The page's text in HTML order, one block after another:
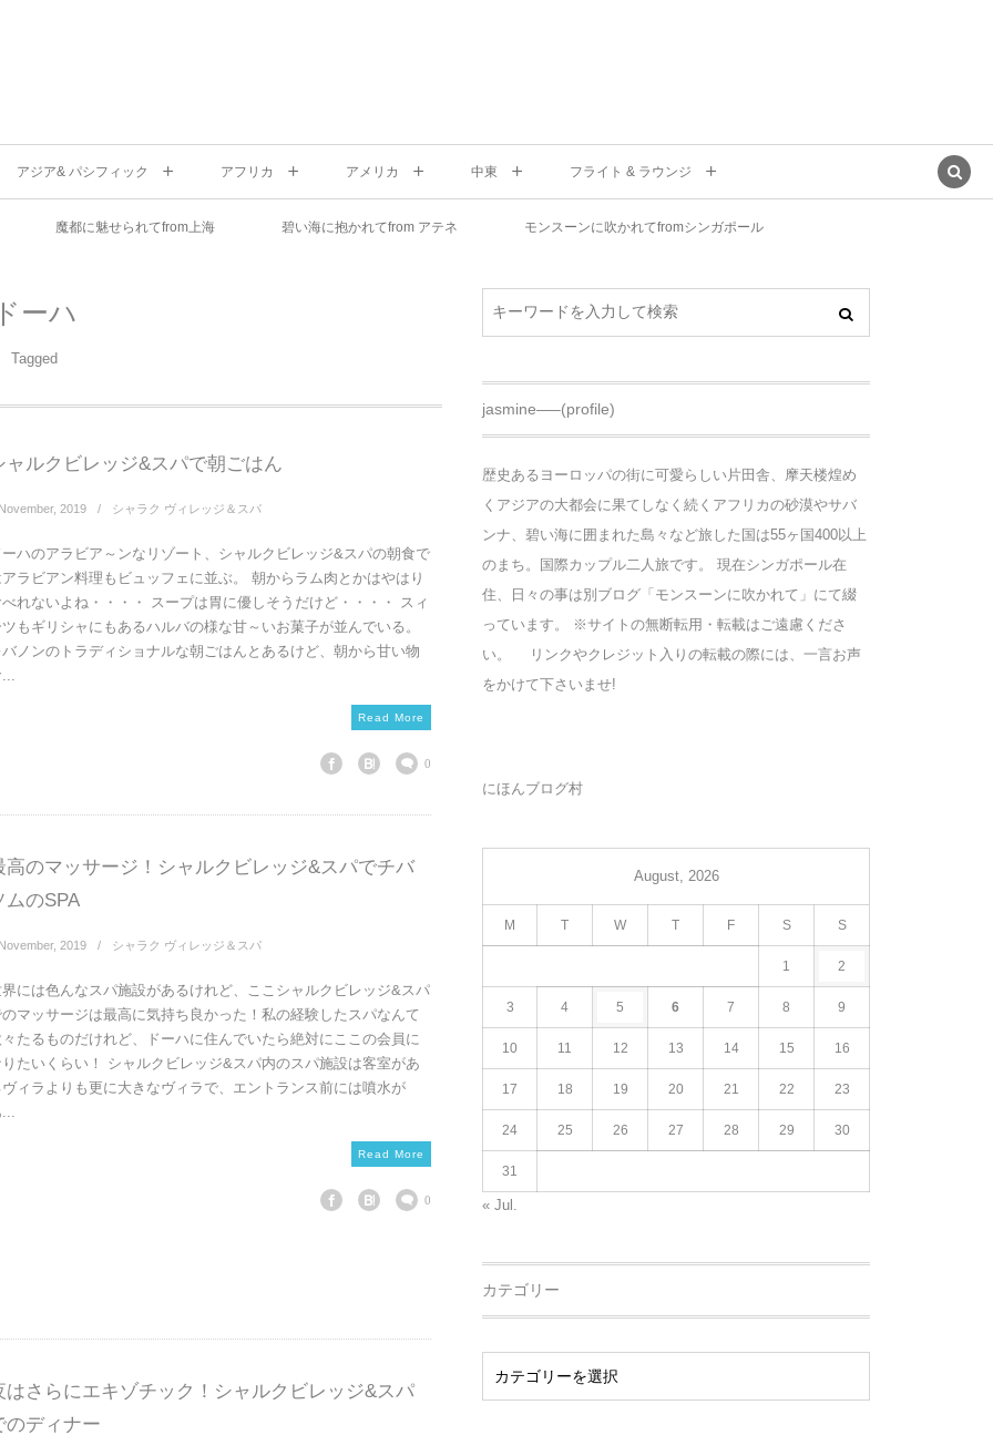
アジア& パシフィック アフリカ アメリカ 中東 フライト & ラウンジ
魔都に魅せられてfrom上海 碧い海に抱かれてfrom アテネ モンスーンに吹かれてfromシンガポール
ーハ
Tagged
ャルクビレッジ&スパで朝ごはん
, 2019 シャラク ヴィレッジ＆スパ
ハのアラビア～ンなリゾート、シャルクビレッジ&スパの朝食で
ラビアン料理もビュッフェに並ぶ。 朝からラム肉とかはやはり
れないよね・・・・ スープは胃に優しそうだけど・・・・ スィ
もギリシャにもあるハルバの様な甘～いお菓子が並んでいる。
ノンのトラディショナルな朝ごはんとあるけど、朝から甘い物
...
Read More
0
高のマッサージ！シャルクビレッジ&スパでチバ
ムのSPA
, 2019 シャラク ヴィレッジ＆スパ
には色んなスパ施設があるけれど、ここシャルクビレッジ&スパ
マッサージは最高に気持ち良かった！私の経験したスパなんて
たるものだけれど、ドーハに住んでいたら絶対にここの会員に
たいくらい！ シャルクビレッジ&スパ内のスパ施設は客室があ
ィラよりも更に大きなヴィラで、エントランス前には噴水が
...
Read More
0
はさらにエキゾチック！シャルクビレッジ&スパ
のディナー
jasmine—–(profile)
歴史あるヨーロッパの街に可愛らしい片田舎、摩天楼煌め
くアジアの大都会に果てしなく続くアフリカの砂漠やサバ
ンナ、碧い海に囲まれた島々など旅した国は55ヶ国400以上
のまち。国際カップル二人旅です。 現在シンガポール在
住、日々の事は別ブログ「モンスーンに吹かれて」にて綴
っています。 ※サイトの無断転用・転載はご遠慮くださ
い。 リンクやクレジット入りの転載の際には、一言お声
をかけて下さいませ!
にほんブログ村
August, 2026
M T W T F S S
1 2
3 4 5 6 7 8 9
10 11 12 13 14 15 16
17 18 19 20 21 22 23
24 25 26 27 28 29 30
31
« Jul.
カテゴリー